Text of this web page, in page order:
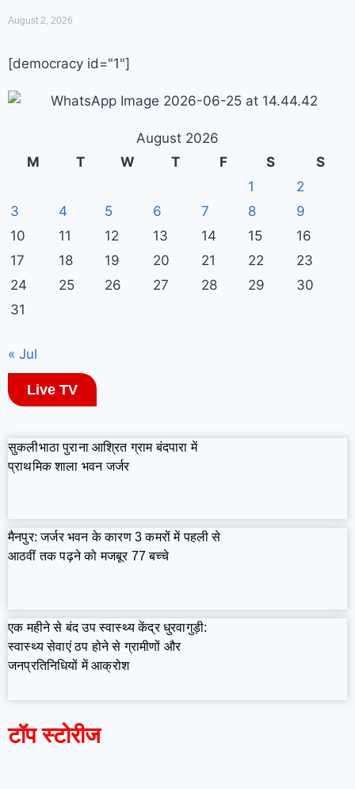
August 2, 2026
[democracy id="1"]
August 2026
M
T W T F S
S
1
2
3
4 5 6 7 8
9
10
11 12 13 14 15
16
17
18 19 20 21 22
23
24
25 26 27 28 29
30
31
« Jul
Live TV
सुकलीभाठा पुराना आश्रित ग्राम बंदपारा में
प्राथमिक शाला भवन जर्जर
मैनपुर: जर्जर भवन के कारण 3 कमरों में पहली से
आठवीं तक पढ़ने को मजबूर 77 बच्चे
एक महीने से बंद उप स्वास्थ्य केंद्र धुरवागुड़ी:
स्वास्थ्य सेवाएं ठप होने से ग्रामीणों और
जनप्रतिनिधियों में आक्रोश
टॉप स्टोरीज